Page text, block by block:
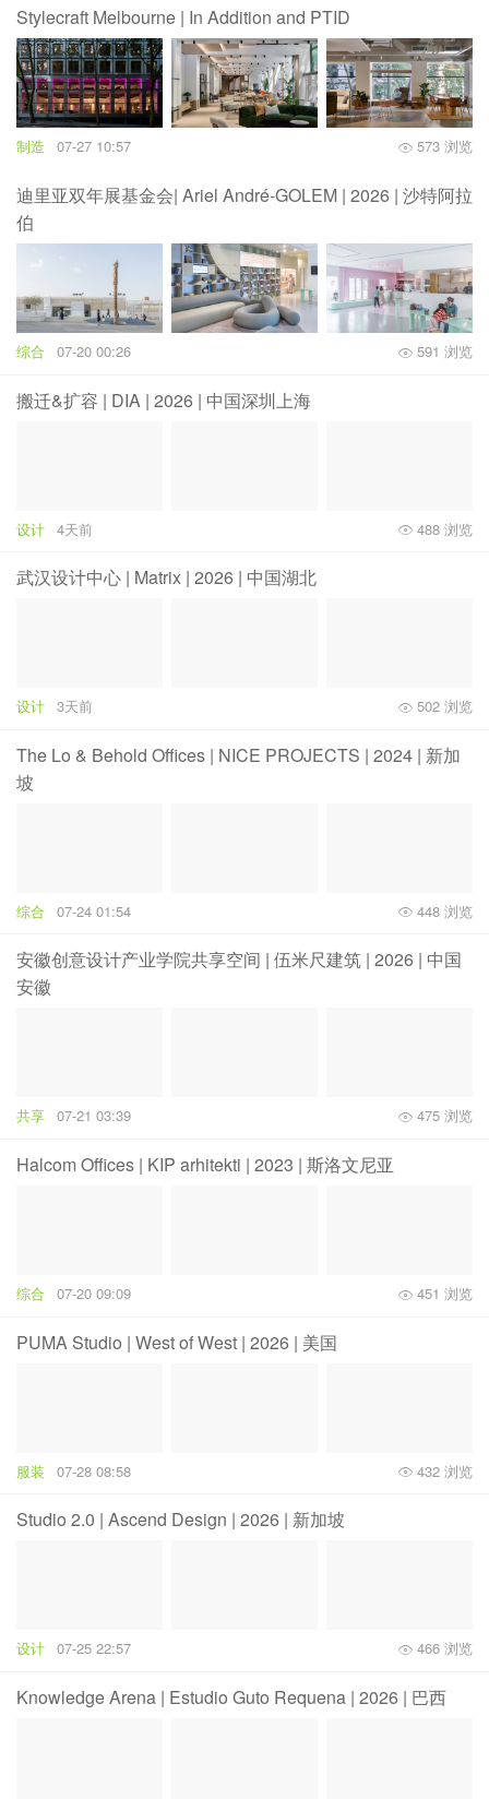
Stylecraft Melbourne | In Addition and PTID
制造 07-27 10:57 573 浏览
迪里亚双年展基金会| Ariel André-GOLEM | 2026 | 沙特阿拉
伯
综合 07-20 00:26 591 浏览
搬迁&扩容 | DIA | 2026 | 中国深圳上海
设计 4天前 488 浏览
武汉设计中心 | Matrix | 2026 | 中国湖北
设计 3天前 502 浏览
The Lo & Behold Offices | NICE PROJECTS | 2024 | 新加
坡
综合 07-24 01:54 448 浏览
安徽创意设计产业学院共享空间 | 伍米尺建筑 | 2026 | 中国
安徽
共享 07-21 03:39 475 浏览
Halcom Offices | KIP arhitekti | 2023 | 斯洛文尼亚
综合 07-20 09:09 451 浏览
PUMA Studio | West of West | 2026 | 美国
服装 07-28 08:58 432 浏览
Studio 2.0 | Ascend Design | 2026 | 新加坡
设计 07-25 22:57 466 浏览
Knowledge Arena | Estudio Guto Requena | 2026 | 巴西